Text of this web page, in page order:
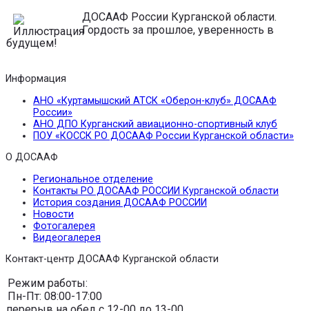
ДОСААФ России Курганской области.
Гордость за прошлое, уверенность в
будущем!
Информация
АНО «Куртамышский АТСК «Оберон-клуб» ДОСААФ
России»
АНО ДПО Курганский авиационно-спортивный клуб
ПОУ «КОССК РО ДОСААФ России Курганской области»
О ДОСААФ
Региональное отделение
Контакты РО ДОСААФ РОССИИ Курганской области
История создания ДОСААФ РОССИИ
Новости
Фотогалерея
Видеогалерея
Контакт-центр ДОСААФ Курганской области
Режим работы:
Пн-Пт: 08:00-17:00